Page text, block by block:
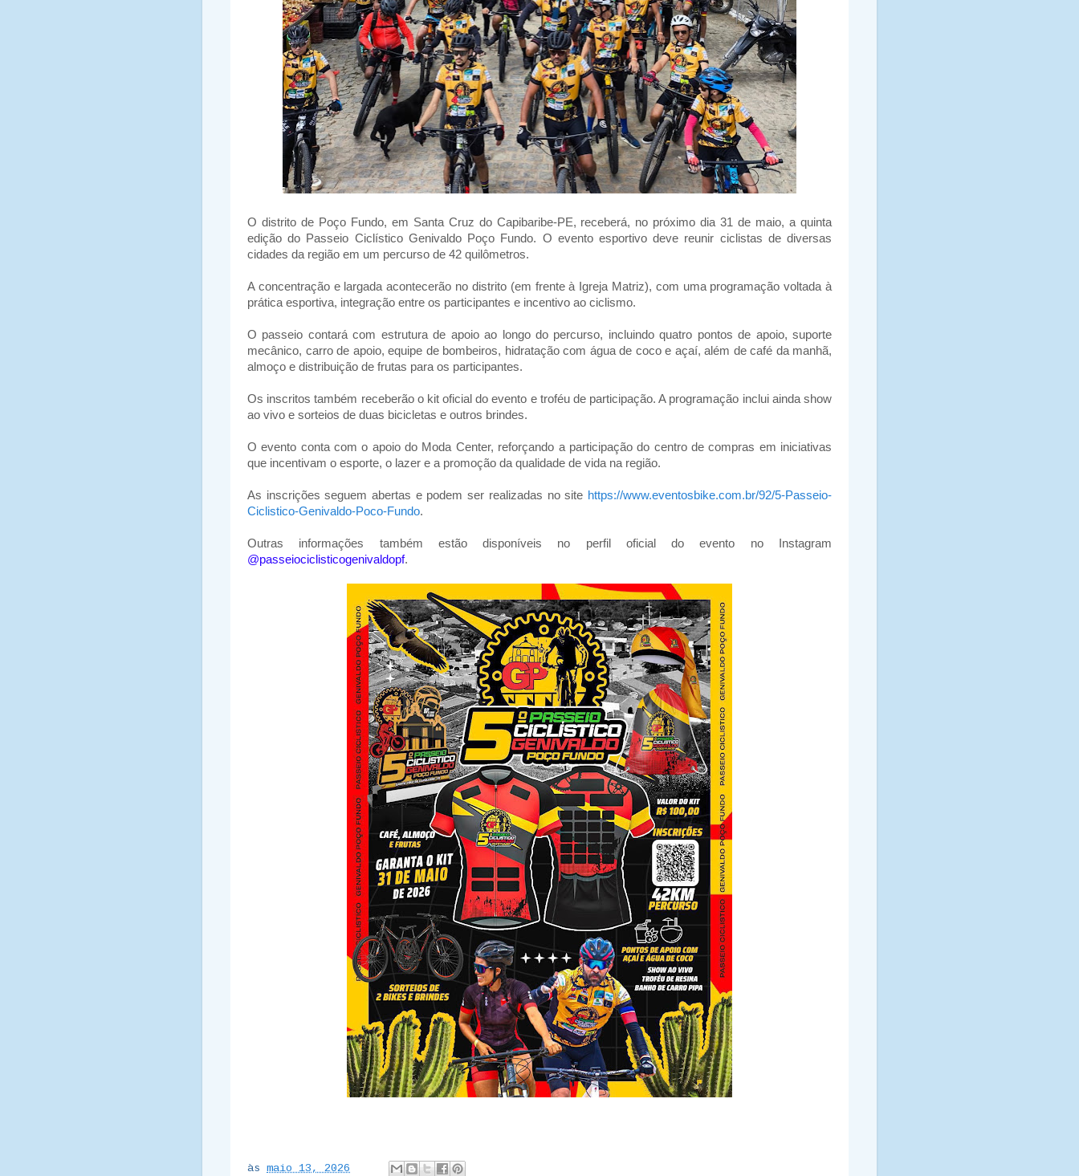
O distrito de Poço Fundo, em Santa Cruz do Capibaribe-PE, receberá, no próximo dia 31 de maio, a quinta
edição do Passeio Ciclístico Genivaldo Poço Fundo. O evento esportivo deve reunir ciclistas de diversas
cidades da região em um percurso de 42 quilômetros.
A concentração e largada acontecerão no distrito (em frente à Igreja Matriz), com uma programação voltada à
prática esportiva, integração entre os participantes e incentivo ao ciclismo.
O passeio contará com estrutura de apoio ao longo do percurso, incluindo quatro pontos de apoio, suporte
mecânico, carro de apoio, equipe de bombeiros, hidratação com água de coco e açaí, além de café da manhã,
almoço e distribuição de frutas para os participantes.
Os inscritos também receberão o kit oficial do evento e troféu de participação. A programação inclui ainda show
ao vivo e sorteios de duas bicicletas e outros brindes.
O evento conta com o apoio do Moda Center, reforçando a participação do centro de compras em iniciativas
que incentivam o esporte, o lazer e a promoção da qualidade de vida na região.
As inscrições seguem abertas e podem ser realizadas no site https://www.eventosbike.com.br/92/5-Passeio-
Ciclistico-Genivaldo-Poco-Fundo.
Outras informações também estão disponíveis no perfil oficial do evento no Instagram
@passeiociclisticogenivaldopf.
às maio 13, 2026